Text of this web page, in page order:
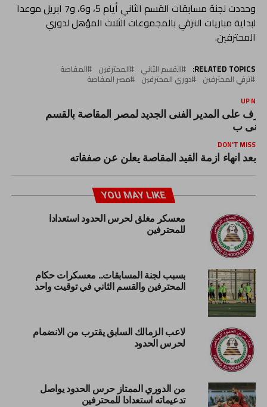
وحددت لجنة مسابقات القسم الثاني أيام 5، و6، و7 ابريل موعدا
لبداية مباريات الترقي بالمجموعات الثلاث المؤهل لدوري
المحترفين.
RELATED TOPICS: القسم الثاني المحترفين المقاصة
ترقي المحترفين دوري المحترفين مصر المقاصة
UP
على المدير الفنى الجديد لمصر المقاصة بالقسم
ب
DON'T MISS
بعد انهاء ازمة القيد المقاصة يعلن عن صفقاته
YOU MAY LIKE
معسكر مغلق لحرس الحدود استعدادا
للمحترفين
بسبب لجنة المسابقات.. معسكرات حكام
المحترفين والقسم الثاني في توقيت واحد
لاعب الزمالك السابق يقترب من الانضمام
لحرس الحدود
من الدوري الممتاز حرس الحدود يواصل
تدعيماته استعدادا للمحترفين